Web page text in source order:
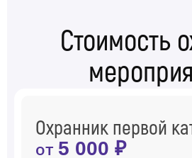
Стоимость
Охранник первой
от 5 000 ₽